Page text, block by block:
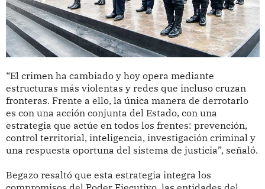
“El crimen ha cambiado y hoy opera mediante
estructuras más violentas y redes que incluso cruzan
fronteras. Frente a ello, la única manera de derrotarlo
es con una acción conjunta del Estado, con una
estrategia que actúe en todos los frentes: prevención,
control territorial, inteligencia, investigación criminal y
una respuesta oportuna del sistema de justicia”, señaló.
Begazo resaltó que esta estrategia integra los